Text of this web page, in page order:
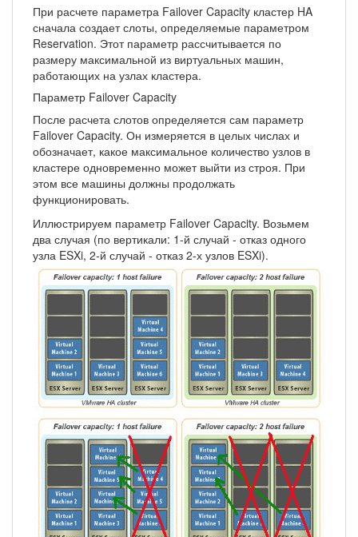
При расчете параметра Failover Capacity кластер HA
сначала создает слоты, определяемые параметром
Reservation. Этот параметр рассчитывается по
размеру максимальной из виртуальных машин,
работающих на узлах кластера.
Параметр Failover Capacity
После расчета слотов определяется сам параметр
Failover Capacity. Он измеряется в целых числах и
обозначает, какое максимальное количество узлов в
кластере одновременно может выйти из строя. При
этом все машины должны продолжать
функционировать.
Иллюстрируем параметр Failover Capacity. Возьмем
два случая (по вертикали: 1-й случай - отказ одного
узла ESXi, 2-й случай - отказ 2-х узлов ESXi).